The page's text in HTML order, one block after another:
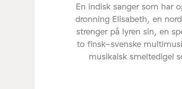
En indisk sanger som har
dronning Elisabeth, en
strenger på lyren sin, en
to finsk-svenske
musikalsk smeltedigel